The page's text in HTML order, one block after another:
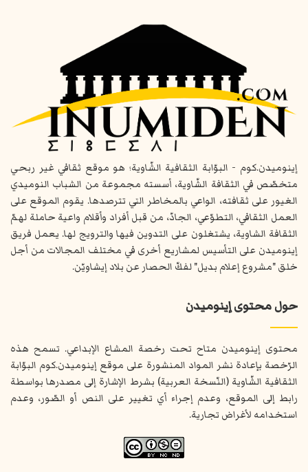
إينوميدن.كوم - البوّابة الثقافية الشّاوية؛ هو موقع ثقافي غير ربحي
متخصّص في الثقافة الشّاوية، أسسته مجموعة من الشباب النوميدي
الغيور على ثقافته، الواعي بالمخاطر التي تترصدها. يقوم الموقع على
العمل الثقافي، التطوّعي، الجادّ، من قبل أفراد وأقلام واعية حاملة لهمّ
الثقافة الشاوية، يشتغلون على التدوين فيها والترويج لها. يعمل فريق
إينوميدن على التأسيس لمشاريع أخرى في مختلف المجالات من أجل
خلق "مشروع إعلام بديل" لفكّ الحصار عن بلاد إيشاويّن.
حول محتوى إينوميدن
محتوى إينوميدن متاح تحت رخصة المشاع الإبداعي. تسمح هذه
الرّخصة بإعادة نشر المواد المنشورة على موقع إينوميدن.كوم البوّابة
الثقافية الشّاوية (النّسخة العربية) بشرط الإشارة إلى مصدرها بواسطة
رابط إلى الموقع، وعدم إجراء أي تغيير على النص أو الصّور، وعدم
استخدامه لأغراض تجارية.